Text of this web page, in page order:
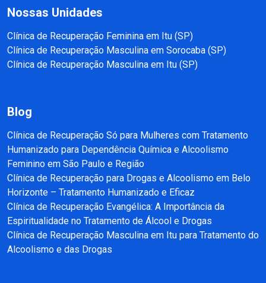
Nossas Unidades
Clínica de Recuperação Feminina em Itu (SP)
Clínica de Recuperação Masculina em Sorocaba (SP)
Clínica de Recuperação Masculina em Itu (SP)
Blog
Clínica de Recuperação Só para Mulheres com Tratamento
Humanizado para Dependência Química e Alcoolismo
Feminino em São Paulo e Região
Clínica de Recuperação para Drogas e Alcoolismo em Belo
Horizonte – Tratamento Humanizado e Eficaz
Clínica de Recuperação Evangélica: A Importância da
Espiritualidade no Tratamento de Álcool e Drogas
Clínica de Recuperação Masculina em Itu para Tratamento do
Alcoolismo e das Drogas